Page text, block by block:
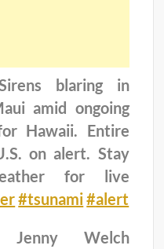
blaring in
amid ongoing
Hawaii. Entire
on alert. Stay
for live
#tsunami#alert
Welch